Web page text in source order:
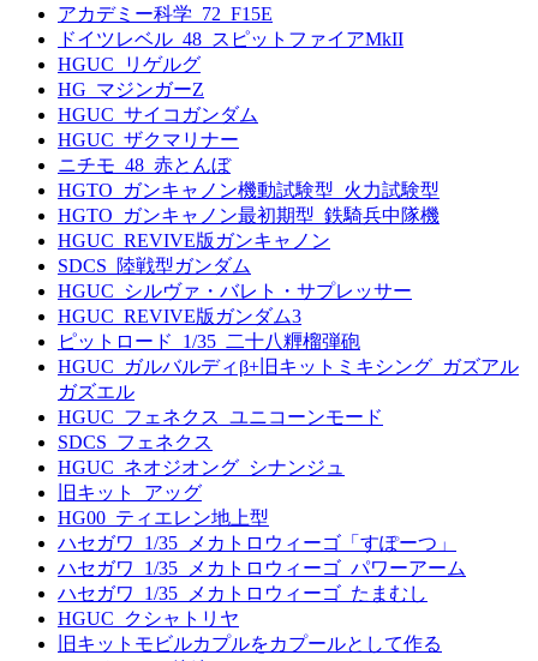
アカデミー科学_72_F15E
ドイツレベル_48_スピットファイアMkII
HGUC_リゲルグ
HG_マジンガーZ
HGUC_サイコガンダム
HGUC_ザクマリナー
ニチモ_48_赤とんぼ
HGTO_ガンキャノン機動試験型_火力試験型
HGTO_ガンキャノン最初期型_鉄騎兵中隊機
HGUC_REVIVE版ガンキャノン
SDCS_陸戦型ガンダム
HGUC_シルヴァ・バレト・サプレッサー
HGUC_REVIVE版ガンダム3
ピットロード_1/35_二十八糎榴弾砲
HGUC_ガルバルディβ+旧キットミキシング_ガズアル
ガズエル
HGUC_フェネクス_ユニコーンモード
SDCS_フェネクス
HGUC_ネオジオング_シナンジュ
旧キット_アッグ
HG00_ティエレン地上型
ハセガワ_1/35_メカトロウィーゴ「すぽーつ」
ハセガワ_1/35_メカトロウィーゴ_パワーアーム
ハセガワ_1/35_メカトロウィーゴ_たまむし
HGUC_クシャトリヤ
旧キットモビルカプルをカプールとして作る